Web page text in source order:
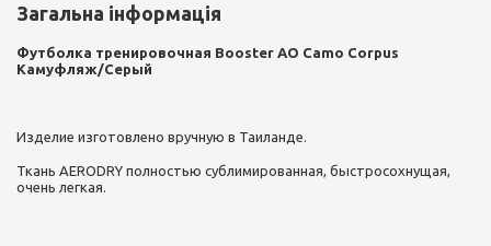
Загальна інформація
Футболка тренировочная Booster АО Camo Corpus
Камуфляж/Серый
Изделие изготовлено вручную в Таиланде.
Ткань AERODRY полностью сублимированная, быстросохнущая,
очень легкая.